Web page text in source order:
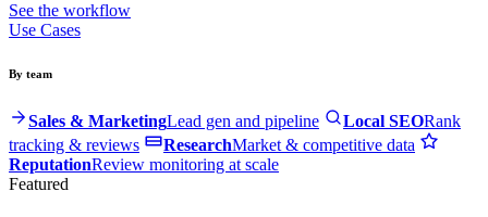
See the workflow
Use Cases
By team
Sales & MarketingLead gen and pipeline Local SEORank
tracking & reviews
ResearchMarket & competitive data
ReputationReview monitoring at scale
Featured